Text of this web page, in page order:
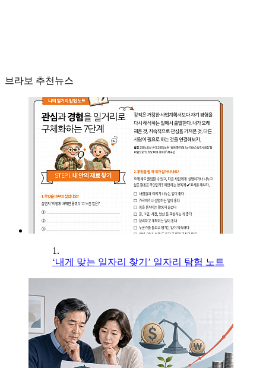
브라보 추천뉴스
1.
‘내게 맞는 일자리 찾기’ 일자리 탐험 노트